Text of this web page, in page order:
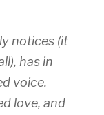
notices (it
has in
voice.
love, and